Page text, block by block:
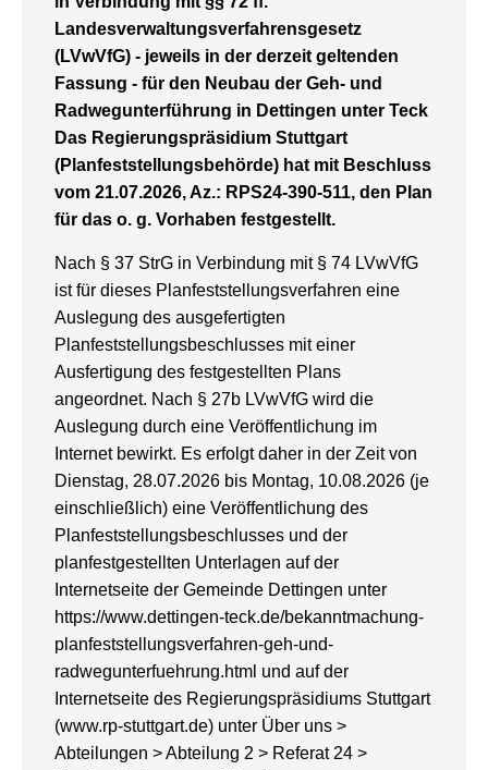
Landesverwaltungsverfahrensgesetz
(LVwVfG) - jeweils in der derzeit geltenden
Fassung - für den Neubau der Geh- und
Radwegunterführung in Dettingen unter Teck
Das Regierungspräsidium Stuttgart
(Planfeststellungsbehörde) hat mit Beschluss
vom 21.07.2026, Az.: RPS24-390-511, den Plan
für das o. g. Vorhaben festgestellt.
Nach § 37 StrG in Verbindung mit § 74 LVwVfG
ist für dieses Planfeststellungsverfahren eine
Auslegung des ausgefertigten
Planfeststellungsbeschlusses mit einer
Ausfertigung des festgestellten Plans
angeordnet. Nach § 27b LVwVfG wird die
Auslegung durch eine Veröffentlichung im
Internet bewirkt. Es erfolgt daher in der Zeit von
Dienstag, 28.07.2026 bis Montag, 10.08.2026 (je
einschließlich) eine Veröffentlichung des
Planfeststellungsbeschlusses und der
planfestgestellten Unterlagen auf der
Internetseite der Gemeinde Dettingen unter
https://www.dettingen-teck.de/bekanntmachung-
planfeststellungsverfahren-geh-und-
radwegunterfuehrung.html und auf der
Internetseite des Regierungspräsidiums Stuttgart
(www.rp-stuttgart.de) unter Über uns >
Abteilungen > Abteilung 2 > Referat 24 >